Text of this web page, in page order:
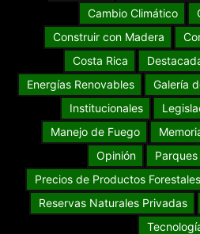
Cambio Climático
Construir con Madera
Costa Rica
Energías Renovables
Galería
Institucionales
Manejo de Fuego
Opinión
Precios de Productos Forestales
Reservas Naturales Privadas